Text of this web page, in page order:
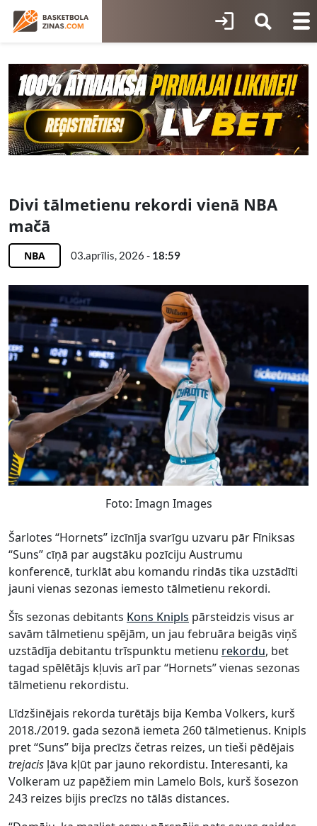
Divi tālmetienu rekordi vienā NBA
mačā
NBA 03.aprīlis, 2026 - 18:59
Foto: Imagn Images
Šarlotes “Hornets” izcīnīja svarīgu uzvaru pār Fīniksas
“Suns” cīņā par augstāku pozīciju Austrumu
konferencē, turklāt abu komandu rindās tika uzstādīti
jauni vienas sezonas iemesto tālmetienu rekordi.
Šīs sezonas debitants Kons Knipls pārsteidzis visus ar
savām tālmetienu spējām, un jau februāra beigās viņš
uzstādīja debitantu trīspunktu metienu rekordu, bet
tagad spēlētājs kļuvis arī par “Hornets” vienas sezonas
tālmetienu rekordistu.
Līdzšinējais rekorda turētājs bija Kemba Volkers, kurš
2018./2019. gada sezonā iemeta 260 tālmetienus. Knipls
pret “Suns” bija precīzs četras reizes, un tieši pēdējais
trejacis ļāva kļūt par jauno rekordistu. Interesanti, ka
Volkeram uz papēžiem min Lamelo Bols, kurš šosezon
243 reizes bijis precīzs no tālās distances.